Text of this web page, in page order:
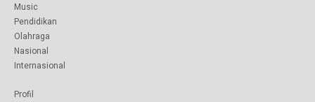
Music
Pendidikan
Olahraga
Nasional
Internasional
Profil